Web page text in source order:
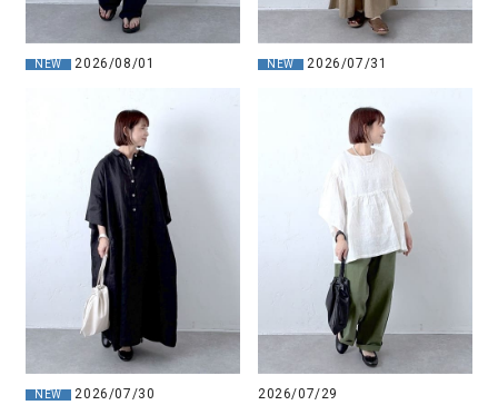
NEW 2026/08/01 NEW 2026/07/31
NEW 2026/07/30 2026/07/29